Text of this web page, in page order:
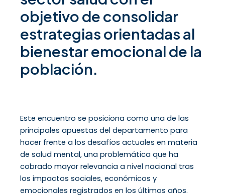
objetivo de consolidar
estrategias orientadas al
bienestar emocional de la
población.
Este encuentro se posiciona como una de las
principales apuestas del departamento para
hacer frente a los desafíos actuales en materia
de salud mental, una problemática que ha
cobrado mayor relevancia a nivel nacional tras
los impactos sociales, económicos y
emocionales registrados en los últimos años.